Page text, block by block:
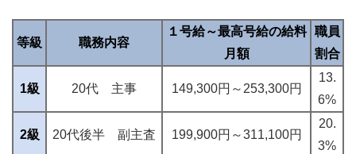
等級 職務内容
１号給～最高号給の給料
月額
職員
割合
1級 20代 主事 149,300円～253,300円
13.
6%
2級 20代後半 副主査 199,900円～311,100円
20.
3%